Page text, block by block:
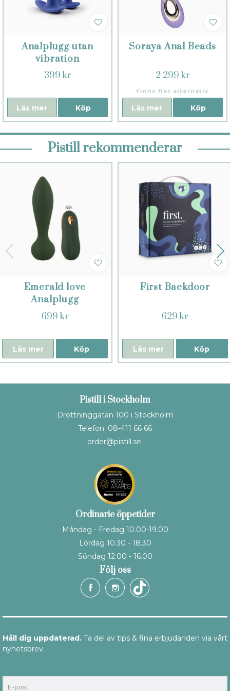
Analplugg utan
vibration
399 kr
Köp
Läs mer
Soraya Anal Beads
2 299 kr
Finns fler alternativ
Köp
Läs mer
Pistill rekommenderar
Emerald love
Analplugg
699 kr
Köp
Läs mer
First Backdoor
629 kr
Köp
Läs mer
Pistill i Stockholm
Drottninggatan 100 i Stockholm
Telefon: 08-411 66 66
order@pistill.se
Ordinarie öppetider
Måndag - Fredag 10.00-19.00
Lördag 10.30 - 18.30
Söndag 12.00 - 16.00
Följ oss
Håll dig uppdaterad. Ta del av tips & fina erbjudanden via vårt
nyhetsbrev.